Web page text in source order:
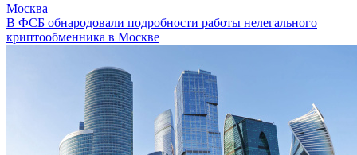
Москва
В ФСБ обнародовали подробности работы нелегального
криптообменника в Москве